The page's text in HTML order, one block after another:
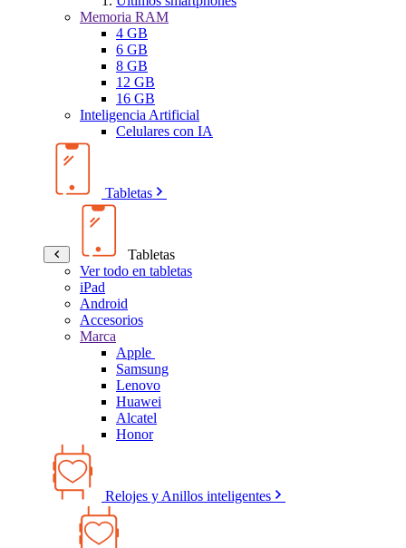
Memoria RAM
4 GB
6 GB
8 GB
12 GB
16 GB
Inteligencia Artificial
Celulares con IA
Tabletas
Tabletas
Ver todo en tabletas
iPad
Android
Accesorios
Marca
Apple
Samsung
Lenovo
Huawei
Alcatel
Honor
Relojes y Anillos inteligentes